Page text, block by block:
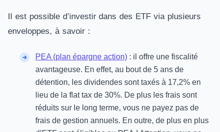
Il est possible d’investir dans des ETF via plusieurs
enveloppes, à savoir :
PEA (plan épargne action) : il offre une fiscalité
avantageuse. En effet, au bout de 5 ans de
détention, les dividendes sont taxés à 17,2% en
lieu de la flat tax de 30%. De plus les frais sont
réduits sur le long terme, vous ne payez pas de
frais de gestion annuels. En outre, de plus en plus